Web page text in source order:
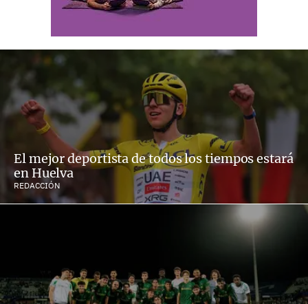
El mejor deportista de todos los tiempos estará
en Huelva
REDACCIÓN